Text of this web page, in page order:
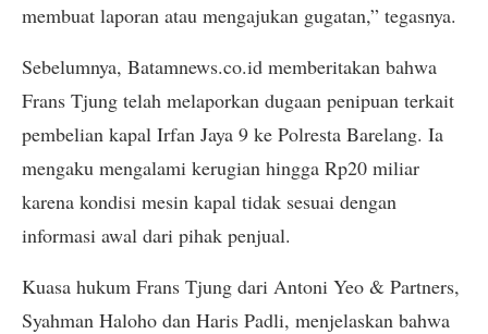
membuat laporan atau mengajukan gugatan,” tegasnya.
Sebelumnya, Batamnews.co.id memberitakan bahwa
Frans Tjung telah melaporkan dugaan penipuan terkait
pembelian kapal Irfan Jaya 9 ke Polresta Barelang. Ia
mengaku mengalami kerugian hingga Rp20 miliar
karena kondisi mesin kapal tidak sesuai dengan
informasi awal dari pihak penjual.
Kuasa hukum Frans Tjung dari Antoni Yeo & Partners,
Syahman Haloho dan Haris Padli, menjelaskan bahwa